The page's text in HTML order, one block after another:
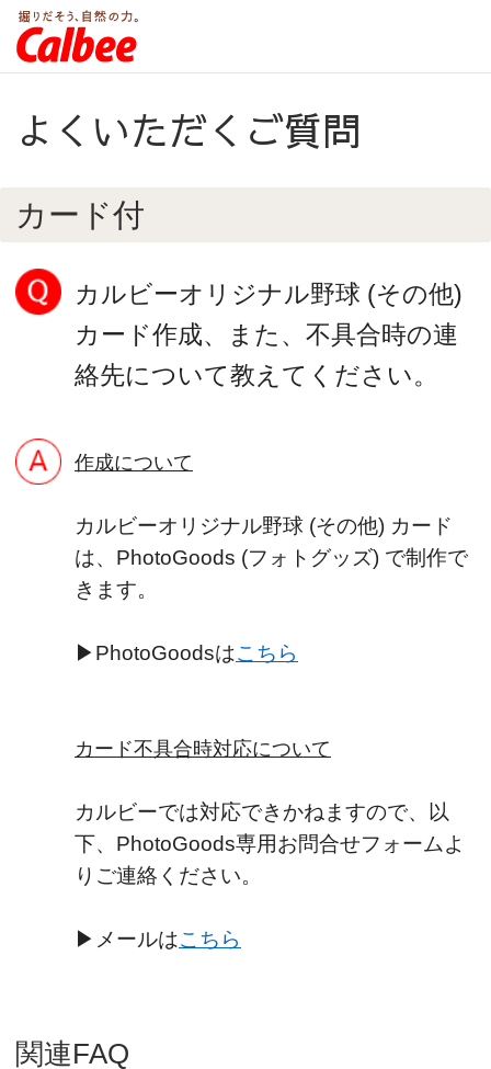
よくいただくご質問
カード付
カルビーオリジナル野球 (その他)
カード作成、また、不具合時の連
絡先について教えてください。
作成について
カルビーオリジナル野球 (その他) カード
は、PhotoGoods (フォトグッズ) で制作で
きます。
▶PhotoGoodsはこちら
カード不具合時対応について
カルビーでは対応できかねますので、以
下、PhotoGoods専用お問合せフォームよ
りご連絡ください。
▶メールはこちら
関連FAQ